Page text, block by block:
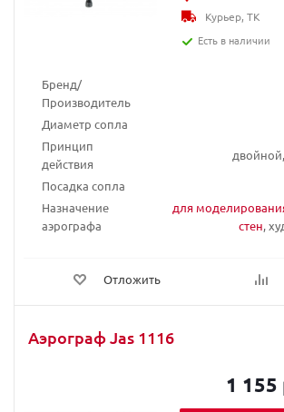
Бренд/
Производитель
Диаметр сопла
Принцип
действия
Посадка сопла
Назначение
аэрографа
для
стен,
Отложить
Курьер, ТК
Есть в наличии
Аэрограф Jas 1116
1 155